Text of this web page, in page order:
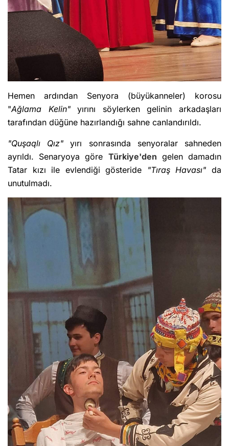
Hemen ardından Senyora (büyükanneler) korosu
"Ağlama Kelin"yırını söylerken gelinin arkadaşları
tarafından düğüne hazırlandığı sahne canlandırıldı.
"Quşaqlı Qız" yırı sonrasında senyoralar sahneden
ayrıldı. Senaryoya göre Türkiye'den gelen damadın
Tatar kızı ile evlendiği gösteride
"Tıraş Havası"da
unutulmadı.